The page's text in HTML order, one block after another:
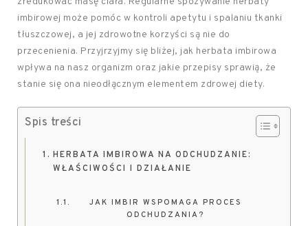
imbirowej może pomóc w kontroli apetytu i spalaniu tkanki
tłuszczowej, a jej zdrowotne korzyści są nie do
przecenienia. Przyjrzyjmy się bliżej, jak herbata imbirowa
wpływa na nasz organizm oraz jakie przepisy sprawią, że
stanie się ona nieodłącznym elementem zdrowej diety.
Spis treści
HERBATA IMBIROWA NA ODCHUDZANIE:
WŁAŚCIWOŚCI I DZIAŁANIE
JAK IMBIR WSPOMAGA PROCES
ODCHUDZANIA?